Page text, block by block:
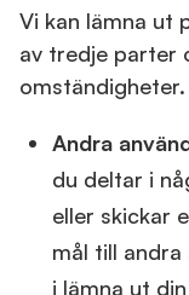
Vi kan lämna ut
av tredje parter
omständigheter.
Andra
du deltar i
eller skickar
mål till andra
i lämna ut